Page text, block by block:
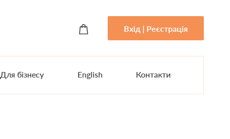
Вхід | Реєстрація
Для бізнесу English Контакти